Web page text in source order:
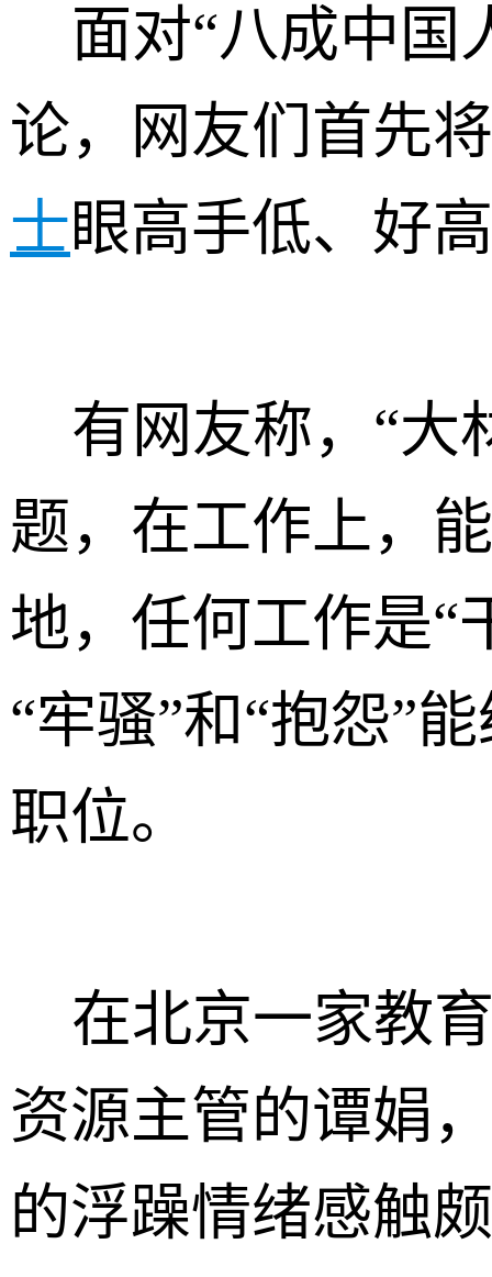
面对“八成中国
论，网友们首先
士眼高手低、好
有网友称，“大
题，在工作上，
地，任何工作是“
“牢骚”和“抱怨”
职位。
在北京一家教
资源主管的谭娟
的浮躁情绪感触